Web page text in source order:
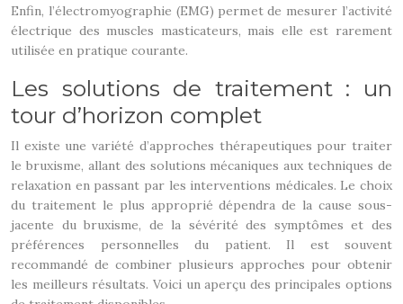
Enfin, l’électromyographie (EMG) permet de mesurer l’activité
électrique des muscles masticateurs, mais elle est rarement
utilisée en pratique courante.
Les solutions de traitement : un
tour d’horizon complet
Il existe une variété d’approches thérapeutiques pour traiter
le bruxisme, allant des solutions mécaniques aux techniques de
relaxation en passant par les interventions médicales. Le choix
du traitement le plus approprié dépendra de la cause sous-
jacente du bruxisme, de la sévérité des symptômes et des
préférences personnelles du patient. Il est souvent
recommandé de combiner plusieurs approches pour obtenir
les meilleurs résultats. Voici un aperçu des principales options